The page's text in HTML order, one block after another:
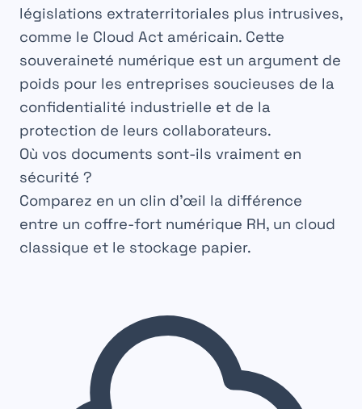
législations extraterritoriales plus intrusives,
comme le Cloud Act américain. Cette
souveraineté numérique est un argument de
poids pour les entreprises soucieuses de la
confidentialité industrielle et de la
protection de leurs collaborateurs.
Où vos documents sont-ils vraiment en
sécurité ?
Comparez en un clin d’œil la différence
entre un coffre-fort numérique RH, un cloud
classique et le stockage papier.